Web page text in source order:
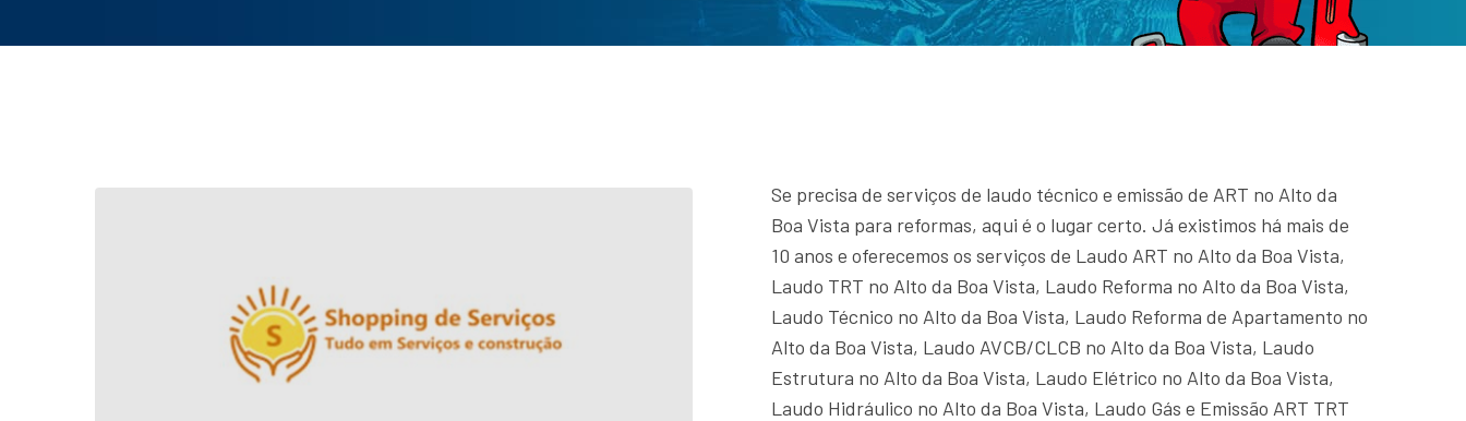
Se precisa de serviços de laudo técnico e emissão de ART no Alto da
Boa Vista para reformas, aqui é o lugar certo. Já existimos há mais de
10 anos e oferecemos os serviços de Laudo ART no Alto da Boa Vista,
Laudo TRT no Alto da Boa Vista, Laudo Reforma no Alto da Boa Vista,
Laudo Técnico no Alto da Boa Vista, Laudo Reforma de Apartamento no
Alto da Boa Vista, Laudo AVCB/CLCB no Alto da Boa Vista, Laudo
Estrutura no Alto da Boa Vista, Laudo Elétrico no Alto da Boa Vista,
Laudo Hidráulico no Alto da Boa Vista, Laudo Gás e Emissão ART TRT